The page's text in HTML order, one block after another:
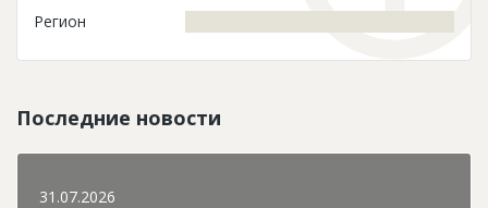
Регион
Последние новости
31.07.2026